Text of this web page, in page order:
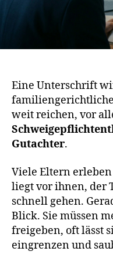
Eine Unterschrift
weit reichen, vor
Gutachter.
Viele Eltern
liegt vor ihnen, der
schnell gehen.
Blick. Sie müssen
freigeben, oft lässt
eingrenzen und